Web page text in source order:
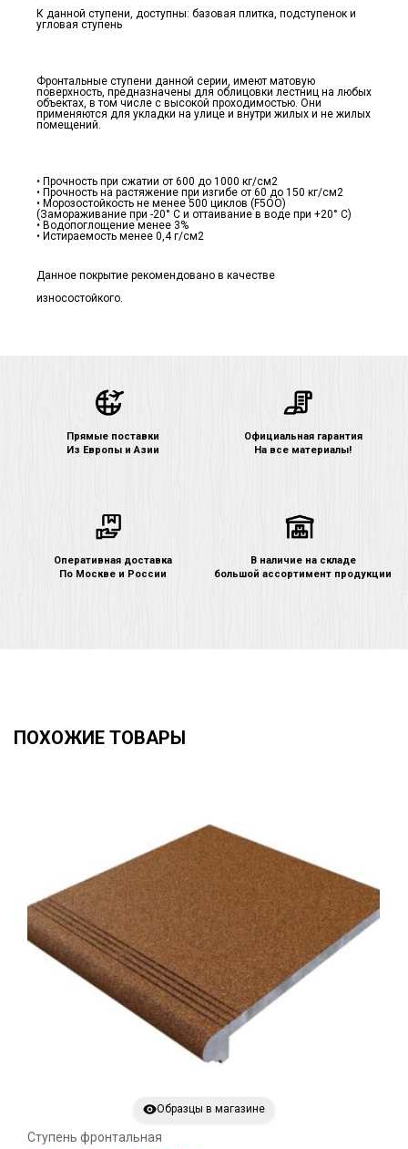
К данной ступени, доступны: базовая плитка, подступенок и
угловая ступень
Фронтальные ступени данной серии, имеют матовую
поверхность, предназначены для облицовки лестниц на любых
объектах, в том числе с высокой проходимостью. Они
применяются для укладки на улице и внутри жилых и не жилых
помещений.
• Прочность при сжатии от 600 до 1000 кг/см2
• Прочность на растяжение при изгибе от 60 до 150 кг/см2
• Морозостойкость не менее 500 циклов (F5ОО)
(Замораживание при -20° С и оттаивание в воде при +20° С)
• Водопоглощение менее 3%
• Истираемость менее 0,4 г/см2
Данное покрытие рекомендовано в качестве
износостойкого.
Прямые поставки
Из Европы и Азии
Официальная гарантия
На все материалы!
Оперативная доставка
По Москве и России
В наличие на складе
большой ассортимент продукции
ПОХОЖИЕ ТОВАРЫ
Образцы в магазине
Ступень фронтальная